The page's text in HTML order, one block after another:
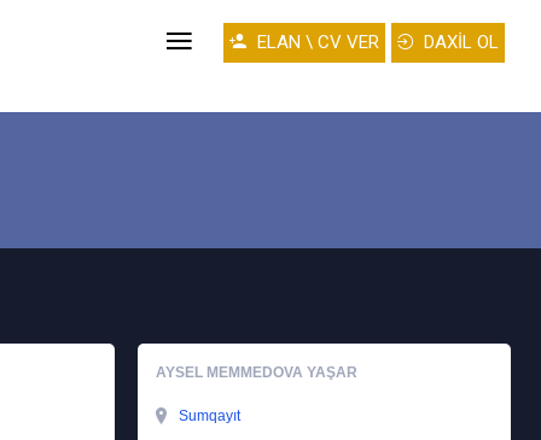
ELAN \ CV VER DAXİL OL
AYSEL MEMMEDOVA YAŞAR
Sumqayıt